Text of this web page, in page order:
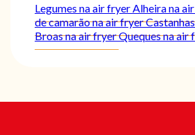
Legumes na air fryer Alheira na
de camarão na air fryer
Broas na air fryerQueques na air